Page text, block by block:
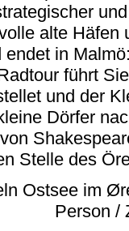
alte Häfen
in
führt
und der
Dörfer
Stelle des
Ostsee im
Person /